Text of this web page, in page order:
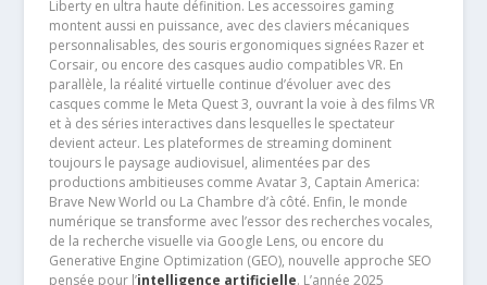
Liberty en ultra haute définition. Les accessoires gaming
montent aussi en puissance, avec des claviers mécaniques
personnalisables, des souris ergonomiques signées Razer et
Corsair, ou encore des casques audio compatibles VR. En
parallèle, la réalité virtuelle continue d’évoluer avec des
casques comme le Meta Quest 3, ouvrant la voie à des films VR
et à des séries interactives dans lesquelles le spectateur
devient acteur. Les plateformes de streaming dominent
toujours le paysage audiovisuel, alimentées par des
productions ambitieuses comme Avatar 3, Captain America:
Brave New World ou La Chambre d’à côté. Enfin, le monde
numérique se transforme avec l’essor des recherches vocales,
de la recherche visuelle via Google Lens, ou encore du
Generative Engine Optimization (GEO), nouvelle approche SEO
pensée pour l’intelligence artificielle. L’année 2025